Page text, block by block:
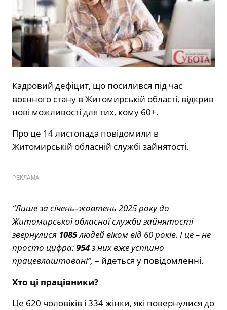
Кадровий дефіцит, що посилився під час
воєнного стану в Житомирській області, відкрив
нові можливості для тих, кому 60+.
Про це 14 листопада повідомили в
Житомирській обласній службі зайнятості.
РЕКЛАМА
“Лише за січень–жовтень 2025 року до
Житомирської обласної служби зайнятості
звернулися 1085людей віком від 60 років. І це – не
просто цифра:954з них вже успішно
працевлаштовані”, – йдеться у повідомленні.
Хто ці працівники?
Це 620 чоловіків і 334 жінки, які повернулися до